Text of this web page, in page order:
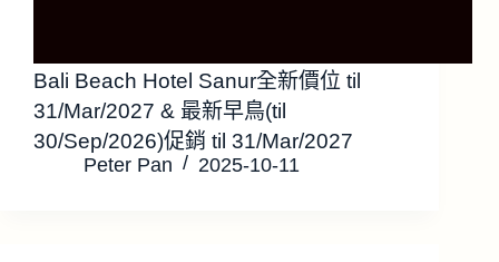
Bali Beach Hotel Sanur全新價位 til
31/Mar/2027 & 最新早鳥(til
30/Sep/2026)促銷 til 31/Mar/2027
Peter Pan 2025-10-11